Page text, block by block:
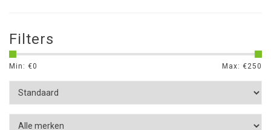
Filters
Min: €0 Max: €250